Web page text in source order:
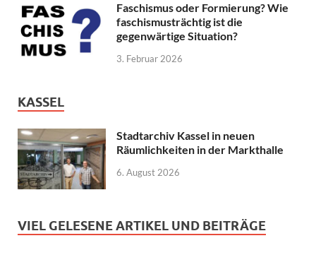
Faschismus oder Formierung? Wie
faschismusträchtig ist die
gegenwärtige Situation?
3. Februar 2026
KASSEL
Stadtarchiv Kassel in neuen
Räumlichkeiten in der Markthalle
6. August 2026
VIEL GELESENE ARTIKEL UND BEITRÄGE